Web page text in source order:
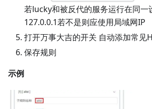
若lucky和被反代的服务运行在同一
127.0.0.1若不是则应使用局域网IP
打开万事大吉的开关 自动添加常见
保存规则
示例